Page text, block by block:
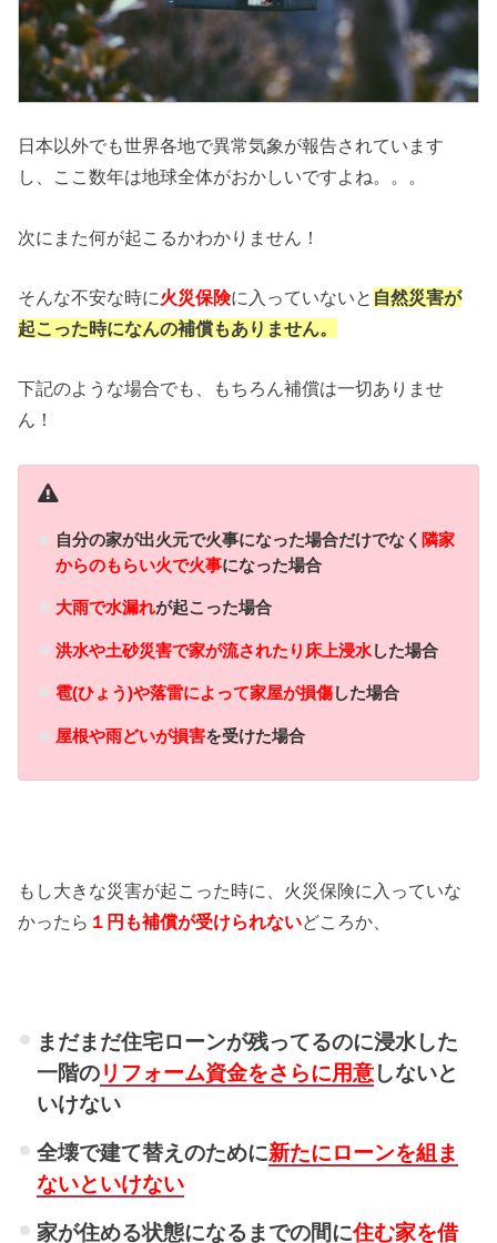
日本以外でも世界各地で異常気象が報告されています
し、ここ数年は地球全体がおかしいですよね。。。
次にまた何が起こるかわかりません！
そんな不安な時に火災保険に入っていないと 自然災害が
起こった時になんの補償もありません。
下記のような場合でも、もちろん補償は一切ありませ
ん！
自分の家が出火元で火事になった場合だけでなく 隣家
からのもらい火で火事になった場合
大雨で水漏れが起こった場合
洪水や土砂災害で家が流されたり床上浸水した場合
雹(ひょう)や落雷によって家屋が損傷した場合
屋根や雨どいが損害を受けた場合
もし大きな災害が起こった時に、火災保険に入っていな
かったら １円も補償が受けられないどころか、
まだまだ住宅ローンが残ってるのに浸水した
一階のリフォーム資金をさらに用意しないと
いけない
全壊で建て替えのために新たにローンを組ま
ないといけない
家が住める状態になるまでの間に住む家を借